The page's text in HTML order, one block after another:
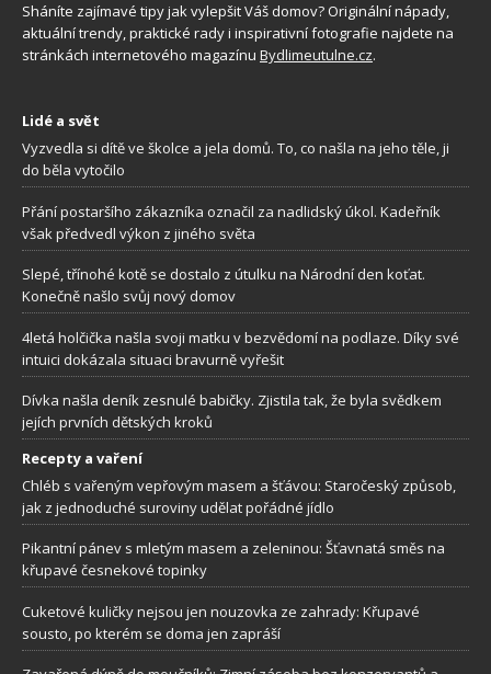
Sháníte zajímavé tipy jak vylepšit Váš domov? Originální nápady,
aktuální trendy, praktické rady i inspirativní fotografie najdete na
stránkách internetového magazínu Bydlimeutulne.cz.
Lidé a svět
Vyzvedla si dítě ve školce a jela domů. To, co našla na jeho těle, ji
do běla vytočilo
Přání postaršího zákazníka označil za nadlidský úkol. Kadeřník
však předvedl výkon z jiného světa
Slepé, třínohé kotě se dostalo z útulku na Národní den koťat.
Konečně našlo svůj nový domov
4letá holčička našla svoji matku v bezvědomí na podlaze. Díky své
intuici dokázala situaci bravurně vyřešit
Dívka našla deník zesnulé babičky. Zjistila tak, že byla svědkem
jejích prvních dětských kroků
Recepty a vaření
Chléb s vařeným vepřovým masem a šťávou: Staročeský způsob,
jak z jednoduché suroviny udělat pořádné jídlo
Pikantní pánev s mletým masem a zeleninou: Šťavnatá směs na
křupavé česnekové topinky
Cuketové kuličky nejsou jen nouzovka ze zahrady: Křupavé
sousto, po kterém se doma jen zapráší